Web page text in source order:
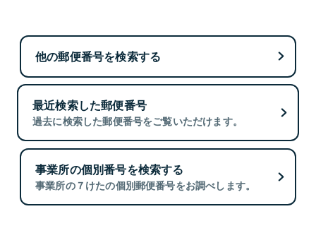
他の郵便番号を検索する
最近検索した郵便番号
過去に検索した郵便番号をご覧いただけます。
事業所の個別番号を検索する
事業所の７けたの個別郵便番号をお調べします。